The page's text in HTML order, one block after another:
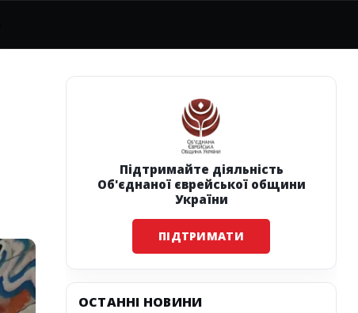
Підтримайте діяльність
Об'єднаної єврейської общини
України
ПІДТРИМАТИ
ОСТАННІ НОВИНИ